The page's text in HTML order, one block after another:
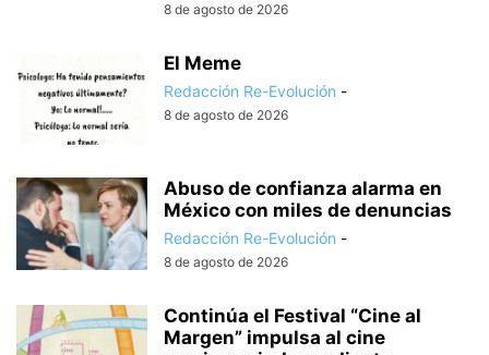
8 de agosto de 2026
El Meme
Redacción Re-Evolución -
8 de agosto de 2026
Abuso de confianza alarma en
México con miles de denuncias
Redacción Re-Evolución -
8 de agosto de 2026
Continúa el Festival “Cine al
Margen” impulsa al cine